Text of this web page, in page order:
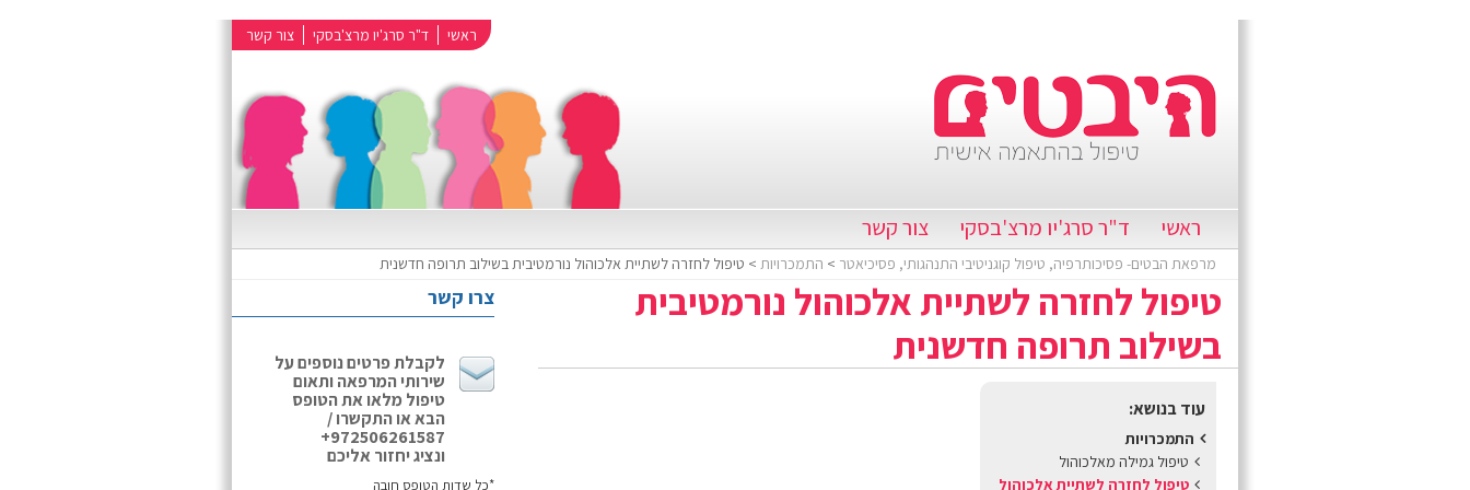
ראשי ד"ר סרג'יו מרצ'בסקי צור קשר
ראשי ד"ר סרג'יו מרצ'בסקי צור קשר
מרפאת הבטים- פסיכותרפיה, טיפול קוגניטיבי התנהגותי, פסיכיאטר > התמכרויות > טיפול לחזרה לשתיית אלכוהול נורמטיבית בשילוב תרופה חדשנית
טיפול לחזרה לשתיית אלכוהול נורמטיבית
בשילוב תרופה חדשנית
עוד בנושא:
התמכרויות
טיפול גמילה מאלכוהול
טיפול לחזרה לשתיית אלכוהול
צרו קשר
לקבלת פרטים נוספים על
שירותי המרפאה ותאום
טיפול מלאו את הטופס
הבא או התקשרו /
972506261587+
ונציג יחזור אליכם
*כל שדות הטופס חובה